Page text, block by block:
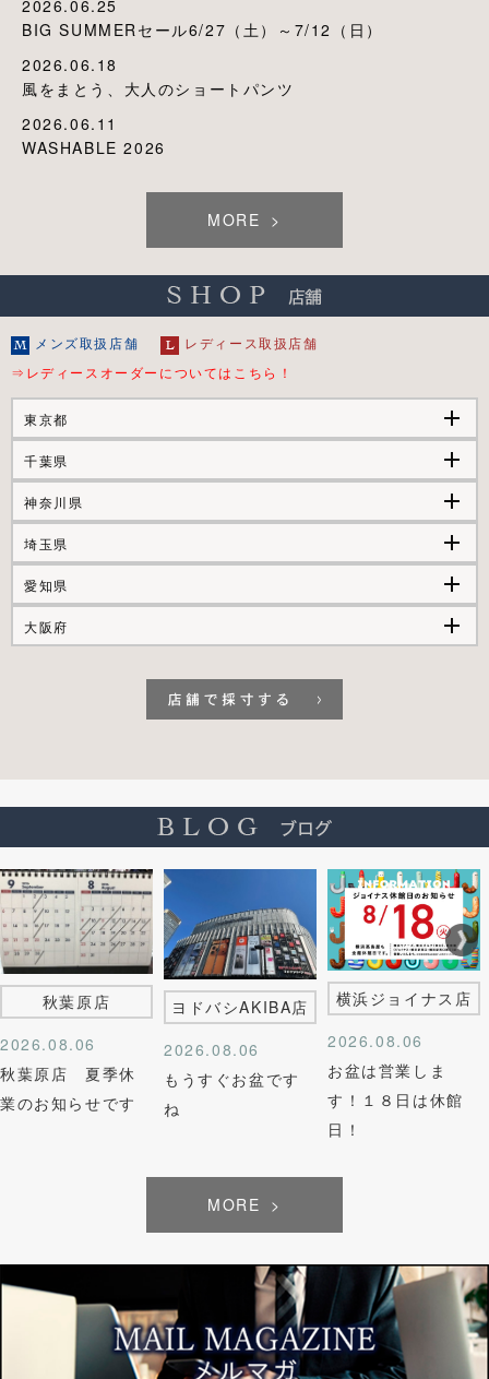
2026.06.25
BIG SUMMERセール6/27（土）～7/12（日）
2026.06.18
風をまとう、大人のショートパンツ
2026.06.11
WASHABLE 2026
MORE
メンズ取扱店舗
レディース取扱店舗
⇒レディースオーダーについてはこちら！
東京都 add
千葉県 add
神奈川県 add
埼玉県 add
愛知県 add
大阪府 add
秋葉原店
2026.08.06
秋葉原店 夏季休
業のお知らせです
ヨドバシAKIBA店
2026.08.06
もうすぐお盆です
ね
横浜ジョイナス店
2026.08.06
お盆は営業しま
す！１８日は休館
日！
MORE